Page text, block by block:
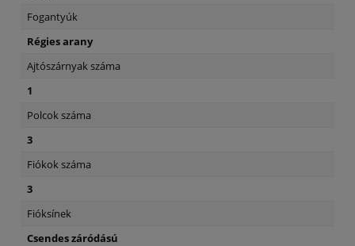
Fogantyúk
Régies arany
Ajtószárnyak száma
1
Polcok száma
3
Fiókok száma
3
Fióksínek
Csendes záródású